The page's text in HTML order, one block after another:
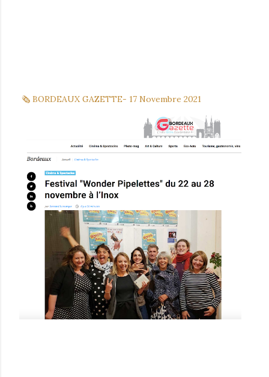
🗞 BORDEAUX GAZETTE- 17 Novembre 2021